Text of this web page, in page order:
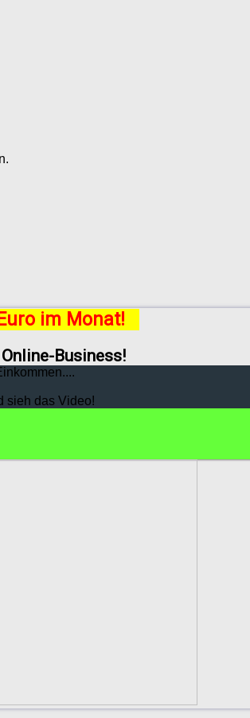
im Monat!
Business!
sieh das Video!